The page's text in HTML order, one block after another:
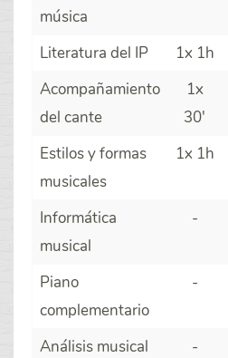
música
Literatura del IP 1x 1h
Acompañamiento
del cante
1x
30'
Estilos y formas
musicales
1x 1h
Informática
musical
-
Piano
complementario
-
Análisis musical
-